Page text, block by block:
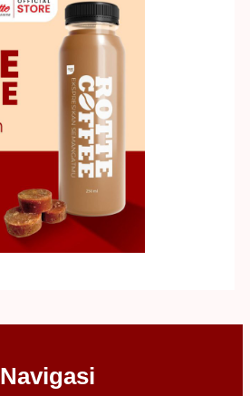
Navigasi